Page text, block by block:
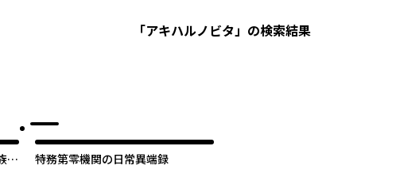
「アキハルノビタ」の検索結果
に
特務第零機関の日常異端録